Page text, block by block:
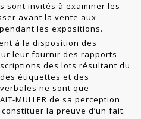
sont invités à examiner les
avant la vente aux
les expositions.
à la disposition des
leur fournir des rapports
des lots résultant du
étiquettes et des
ne sont que
MULLER de sa perception
la preuve d’un fait.